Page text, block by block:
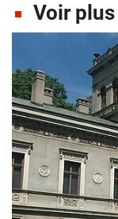
Voir plus